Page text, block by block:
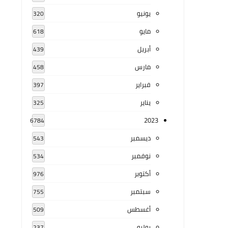
يونيو 320
مايو 618
أبريل 439
مارس 458
فبراير 397
يناير 325
2023
6784
ديسمبر 543
نوفمبر 534
أكتوبر 976
سبتمبر 755
أغسطس 509